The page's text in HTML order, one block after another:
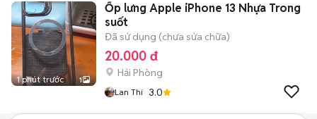
1 phút trước 1
Ốp lưng Apple iPhone 13 Nhựa Trong
suốt
Đã sử dụng (chưa sửa chữa)
20.000 đ
Hải Phòng
Lan Thi 3.0